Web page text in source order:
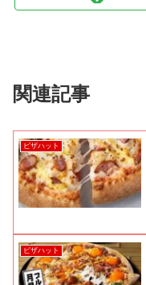
関連記事
ピザハット
ピザハット